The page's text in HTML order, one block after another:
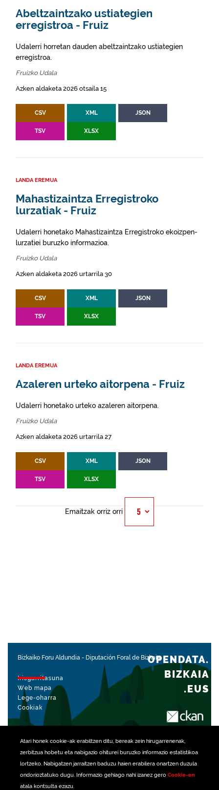
Atari honek cookie-ak erabiltzen ditu, bereak zein hirugarrenenak,
zerbitzua hobetu eta nabigazio ohiturei buruzko informazio estatistikoa
lortzeko. Nabigatzen jarraitzen baduzu haien erabilera onartzen duzula
ondorioztatuko dugu. Informazio gehiago nahi izanez gero Cookie-en
atala kontsulta ezazu.
Abeltzaintzako ustiategien
erregistroa - Fruiz
Udalerri horretan dauden abeltzaintzako ustiategien
erregistroa.
Fruizko Udala
Azken aldaketa 2026 otsaila 15
CSV XML JSON
TSV XLSX
LANDA EREMUA
Mahastizaintza Erregistroko
lurzatiak - Fruiz
Udalerri honetako Mahastizaintza Erregistroko ekoizpen-
lurzatiei buruzko informazioa.
Fruizko Udala
Azken aldaketa 2026 urtarrila 30
CSV XML JSON
TSV XLSX
LANDA EREMUA
Azaleren urteko aitorpena - Fruiz
Udalerri honetako urteko azaleren aitorpena.
Fruizko Udala
Azken aldaketa 2026 urtarrila 27
CSV XML JSON
TSV XLSX
Emaitzak orriz orri
Bizkaiko Foru Aldundia - Diputación Foral de Bizkaia
Irisgarritasuna
Web mapa
Lege-oharra
Cookiak
OPENDATA.
BIZKAIA
.EUS